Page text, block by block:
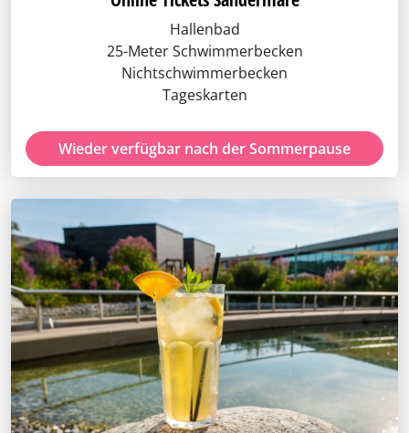
Hallenbad
25-Meter Schwimmerbecken
Nichtschwimmerbecken
Tageskarten
Wieder verfügbar nach der Sommerpause